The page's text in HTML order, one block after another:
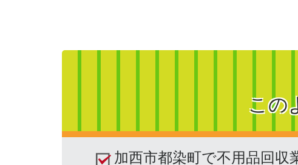
この
加西市都染町で不用品回収